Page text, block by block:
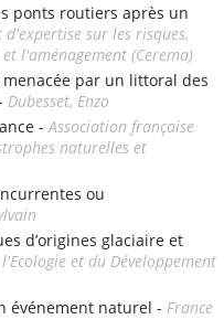
ponts routiers après un
d'expertise sur les risques,
l'aménagement (Cerema)
par un littoral des
Dubesset, Enzo
- Association française
naturelles et
ou
d’origines glaciaire et
et du Développement
événement naturel - France